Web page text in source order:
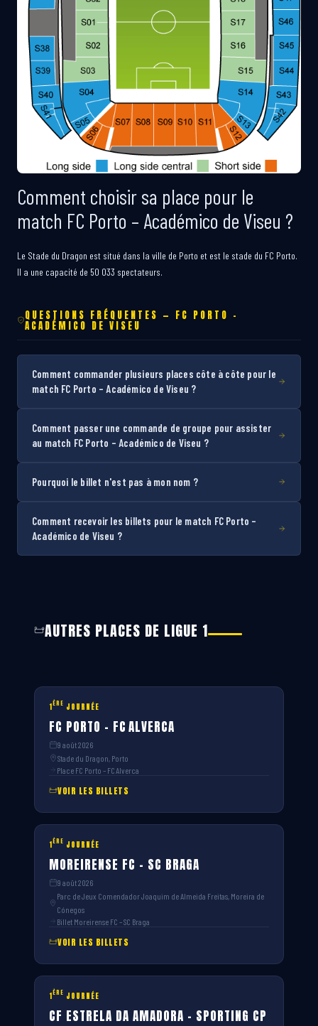
Comment choisir sa place pour le
match FC Porto – Académico de Viseu ?
Le Stade du Dragon est situé dans la ville de Porto et est le stade du FC Porto.
Il a une capacité de 50 033 spectateurs.
QUESTIONS FRÉQUENTES — FC PORTO –
ACADÉMICO DE VISEU
Comment commander plusieurs places côte à côte pour le
match FC Porto – Académico de Viseu ?
Comment passer une commande de groupe pour assister
au match FC Porto – Académico de Viseu ?
Pourquoi le billet n'est pas à mon nom ?
Comment recevoir les billets pour le match FC Porto –
Académico de Viseu ?
AUTRES PLACES DE LIGUE 1
1ÈRE JOURNÉE
FC PORTO – FC ALVERCA
9 août 2026
Stade du Dragon, Porto
Place FC Porto – FC Alverca
VOIR LES BILLETS
1ÈRE JOURNÉE
MOREIRENSE FC – SC BRAGA
9 août 2026
Parc de Jeux Comendador Joaquim de Almeida Freitas, Moreira de
Cónegos
Billet Moreirense FC – SC Braga
VOIR LES BILLETS
1ÈRE JOURNÉE
CF ESTRELA DA AMADORA – SPORTING CP